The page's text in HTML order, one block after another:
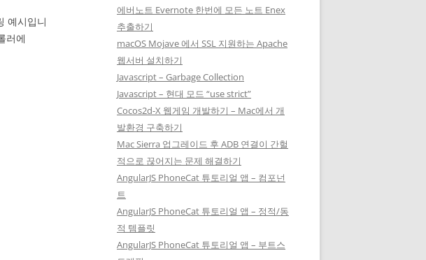
예시입니
러에
에버노트 Evernote 한번에 모든 노트 Enex
추출하기
macOS Mojave 에서 SSL 지원하는 Apache
웹서버 설치하기
Javascript – Garbage Collection
Javascript – 현대 모드 “use strict”
Cocos2d-X 웹게임 개발하기 – Mac에서 개
발환경 구축하기
Mac Sierra 업그레이드 후 ADB 연결이 간헐
적으로 끊어지는 문제 해결하기
AngularJS PhoneCat 튜토리얼 앱 – 컴포넌
트
AngularJS PhoneCat 튜토리얼 앱 – 정적/동
적 템플릿
AngularJS PhoneCat 튜토리얼 앱 – 부트스